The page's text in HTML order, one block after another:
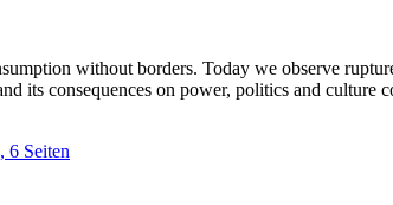
without borders. Today we observe
its consequences on power, politics and culture
6 Seiten